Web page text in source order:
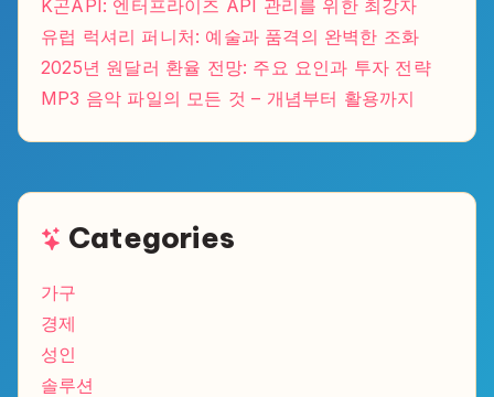
K곤API: 엔터프라이즈 API 관리를 위한 최강자
유럽 럭셔리 퍼니처: 예술과 품격의 완벽한 조화
2025년 원달러 환율 전망: 주요 요인과 투자 전략
MP3 음악 파일의 모든 것 – 개념부터 활용까지
Categories
가구
경제
성인
솔루션